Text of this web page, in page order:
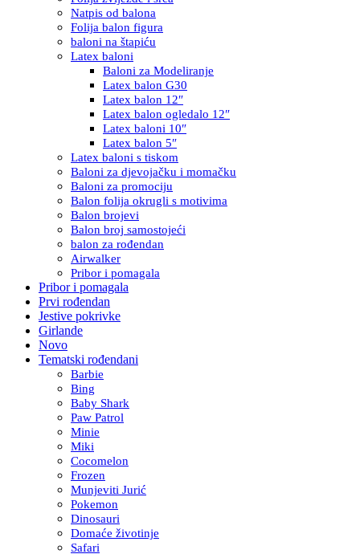
Natpis od balona
Folija balon figura
baloni na štapiću
Latex baloni
Baloni za Modeliranje
Latex balon G30
Latex balon 12″
Latex balon ogledalo 12″
Latex baloni 10″
Latex balon 5″
Latex baloni s tiskom
Baloni za djevojačku i momačku
Baloni za promociju
Balon folija okrugli s motivima
Balon brojevi
Balon broj samostojeći
balon za rođendan
Airwalker
Pribor i pomagala
Pribor i pomagala
Prvi rođendan
Jestive pokrivke
Girlande
Novo
Tematski rođendani
Barbie
Bing
Baby Shark
Paw Patrol
Minie
Miki
Cocomelon
Frozen
Munjeviti Jurić
Pokemon
Dinosauri
Domaće životinje
Safari